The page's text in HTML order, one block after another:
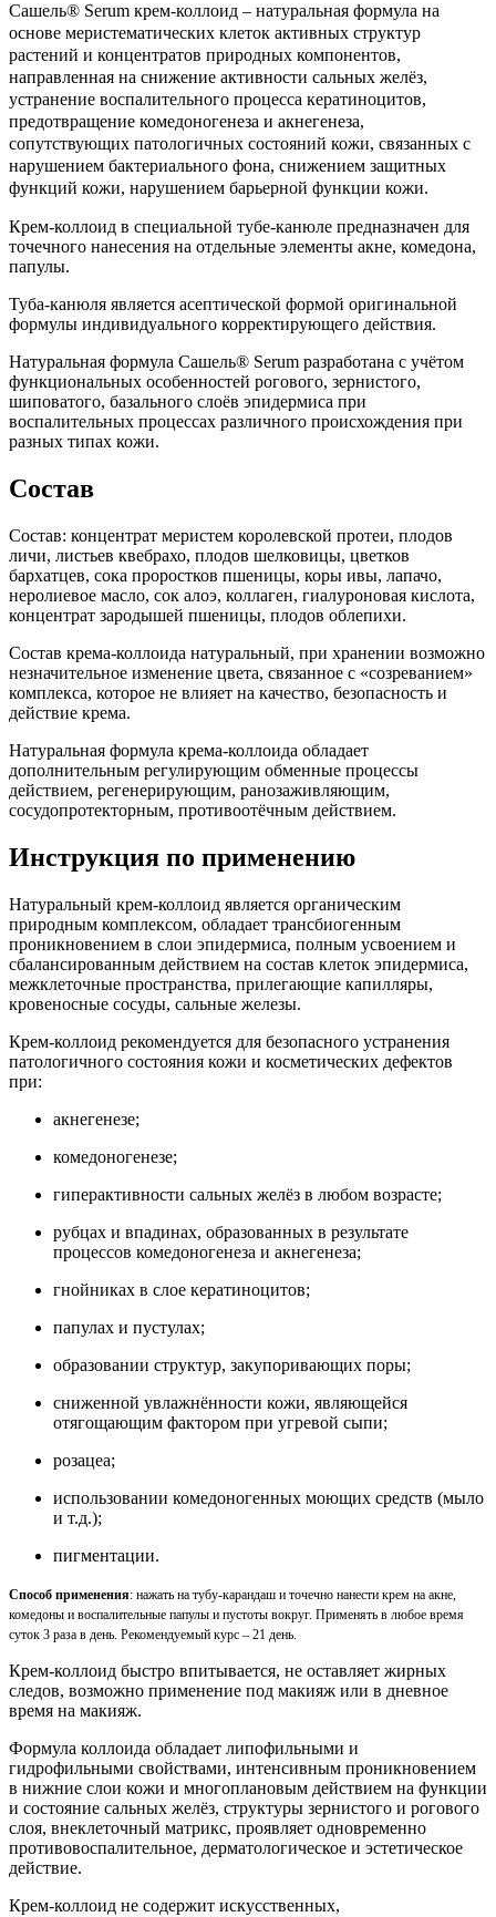
Сашель® Serum крем-коллоид – натуральная формула на
основе меристематических клеток активных структур
растений и концентратов природных компонентов,
направленная на снижение активности сальных желёз,
устранение воспалительного процесса кератиноцитов,
предотвращение комедоногенеза и акнегенеза,
сопутствующих патологичных состояний кожи, связанных с
нарушением бактериального фона, снижением защитных
функций кожи, нарушением барьерной функции кожи.
Крем-коллоид в специальной тубе-канюле предназначен для
точечного нанесения на отдельные элементы акне, комедона,
папулы.
Туба-канюля является асептической формой оригинальной
формулы индивидуального корректирующего действия.
Натуральная формула Сашель® Serum разработана с учётом
функциональных особенностей рогового, зернистого,
шиповатого, базального слоёв эпидермиса при
воспалительных процессах различного происхождения при
разных типах кожи.
Состав
Состав: концентрат меристем королевской протеи, плодов
личи, листьев квебрахо, плодов шелковицы, цветков
бархатцев, сока проростков пшеницы, коры ивы, лапачо,
неролиевое масло, сок алоэ, коллаген, гиалуроновая кислота,
концентрат зародышей пшеницы, плодов облепихи.
Состав крема-коллоида натуральный, при хранении возможно
незначительное изменение цвета, связанное с «созреванием»
комплекса, которое не влияет на качество, безопасность и
действие крема.
Натуральная формула крема-коллоида обладает
дополнительным регулирующим обменные процессы
действием, регенерирующим, ранозаживляющим,
сосудопротекторным, противоотёчным действием.
Инструкция по применению
Натуральный крем-коллоид является органическим
природным комплексом, обладает трансбиогенным
проникновением в слои эпидермиса, полным усвоением и
сбалансированным действием на состав клеток эпидермиса,
межклеточные пространства, прилегающие капилляры,
кровеносные сосуды, сальные железы.
Крем-коллоид рекомендуется для безопасного устранения
патологичного состояния кожи и косметических дефектов
при:
акнегенезе;
комедоногенезе;
гиперактивности сальных желёз в любом возрасте;
рубцах и впадинах, образованных в результате
процессов комедоногенеза и акнегенеза;
гнойниках в слое кератиноцитов;
папулах и пустулах;
образовании структур, закупоривающих поры;
сниженной увлажнённости кожи, являющейся
отягощающим фактором при угревой сыпи;
розацеа;
использовании комедоногенных моющих средств (мыло
и т.д.);
пигментации.
Способ применения: нажать на тубу-карандаш и точечно нанести крем на акне,
комедоны и воспалительные папулы и пустоты вокруг. Применять в любое время
суток 3 раза в день. Рекомендуемый курс – 21 день.
Крем-коллоид быстро впитывается, не оставляет жирных
следов, возможно применение под макияж или в дневное
время на макияж.
Формула коллоида обладает липофильными и
гидрофильными свойствами, интенсивным проникновением
в нижние слои кожи и многоплановым действием на функции
и состояние сальных желёз, структуры зернистого и рогового
слоя, внеклеточный матрикс, проявляет одновременно
противовоспалительное, дерматологическое и эстетическое
действие.
Крем-коллоид не содержит искусственных,